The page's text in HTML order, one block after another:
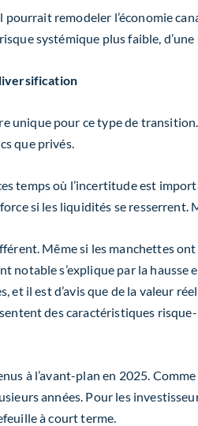
pourrait remodeler l’économie
systémique plus faible,
unique pour ce type de
que privés.
tempsoù l’incertitudeest
si les liquidités se resserrent.
. Même si les manchettes
notable s’explique par la
et il est d’avis que de la valeur
des caractéristiques
à l’avant-plan en 2025.
années. Pour les
à court terme.